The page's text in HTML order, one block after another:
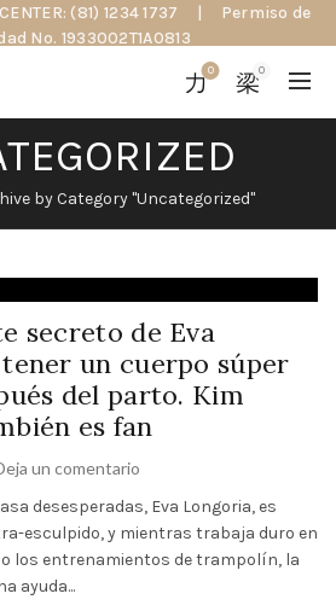
(81) 1234 1737 |
Permiso de
No. 1933002T1A0813
0 0
by Category "Uncategorized"
secreto de Eva
un cuerpo súper
del parto. Kim
es fan
un comentario
desesperadas, Eva Longoria, es
esculpido, y mientras trabaja duro en
los entrenamientos de trampolín, la
ayuda...